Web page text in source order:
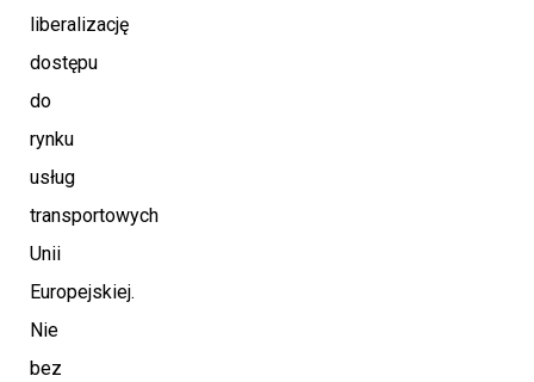
liberalizację
dostępu
do
rynku
usług
transportowych
Unii
Europejskiej.
Nie
bez